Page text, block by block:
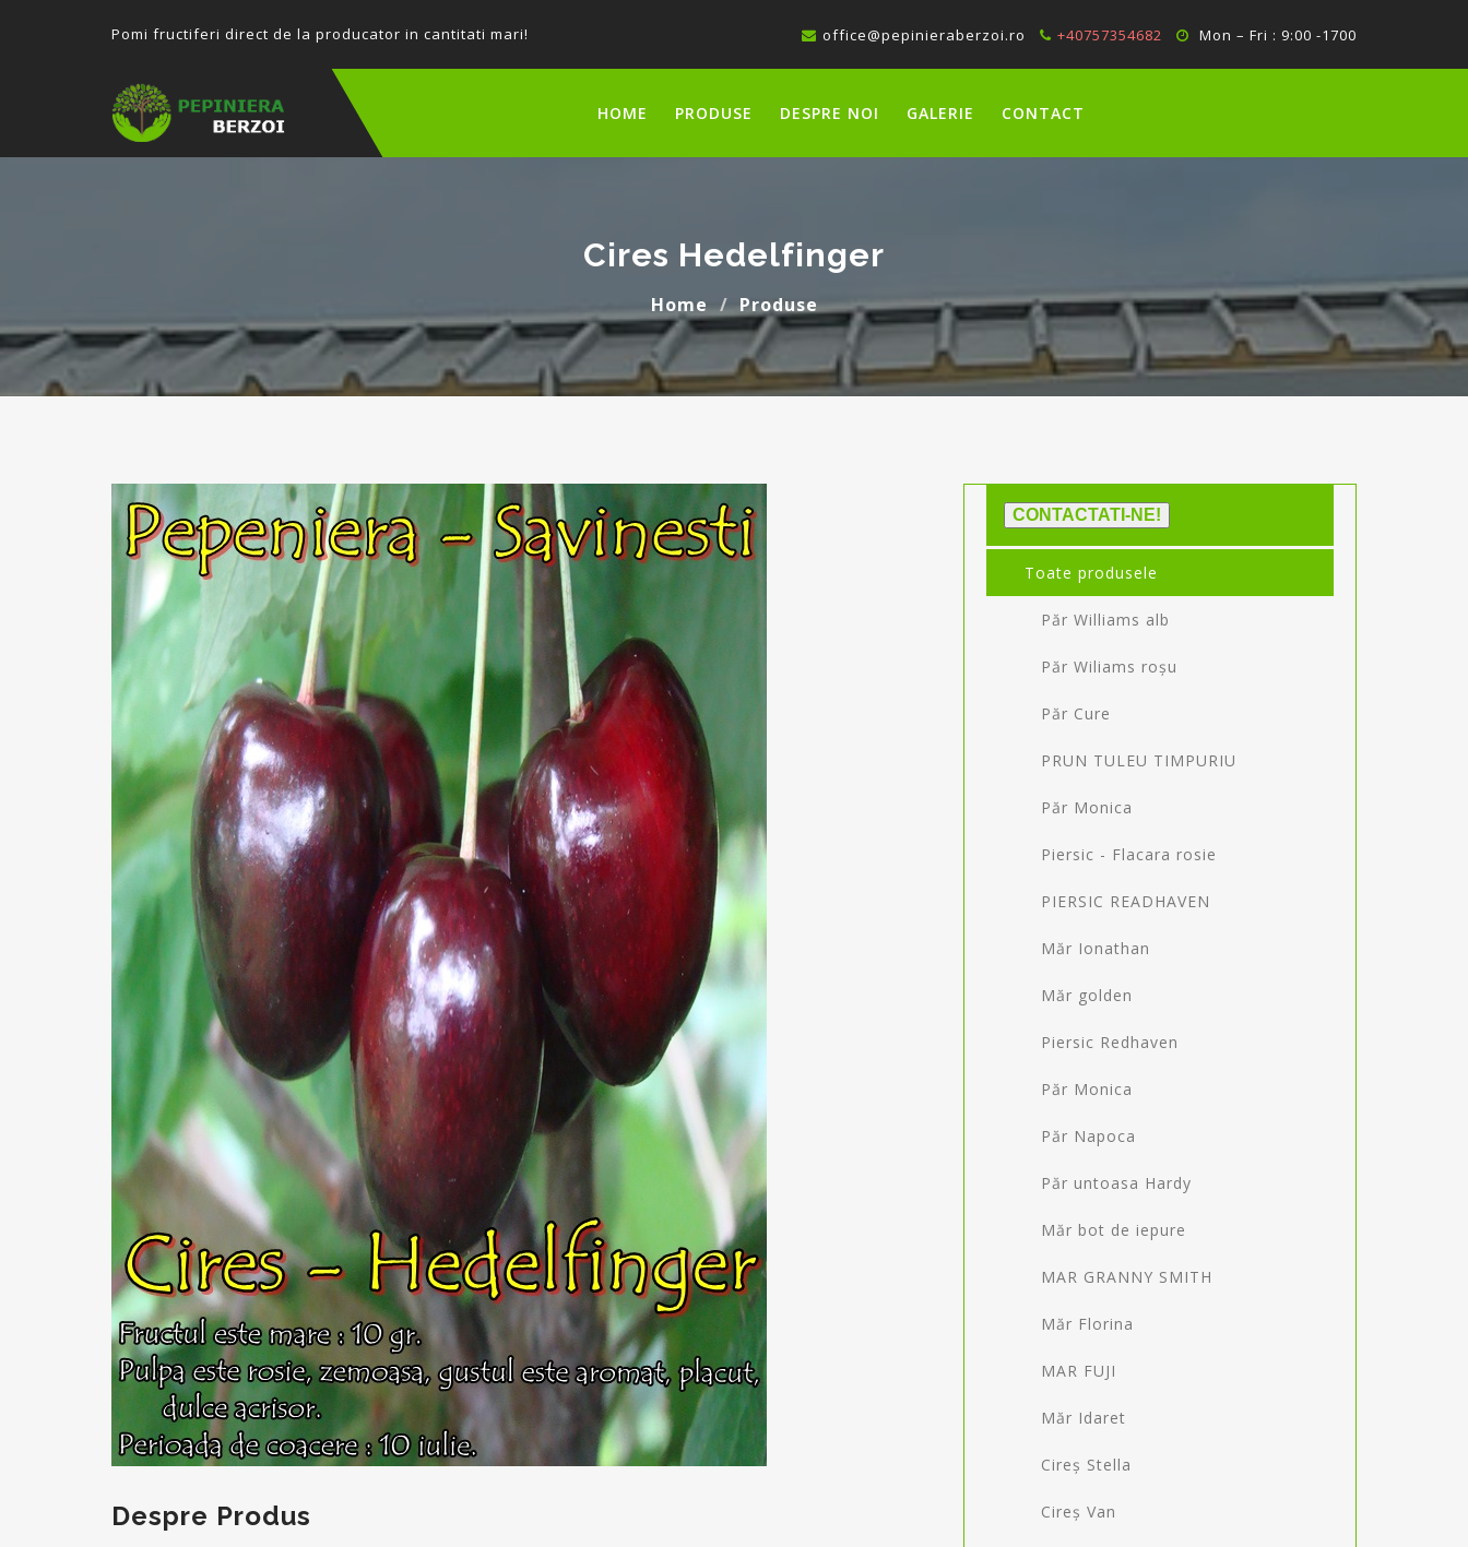
Pomi fructiferi direct de la producator in cantitati mari! office@pepinieraberzoi.ro +40757354682 Mon – Fri : 9:00 -1700
HOME PRODUSE DESPRE NOI GALERIE CONTACT
Cires Hedelfinger
Home Produse
Despre Produs
CONTACTATI-NE!
Toate produsele
Păr Williams alb
Păr Wiliams roșu
Păr Cure
PRUN TULEU TIMPURIU
Păr Monica
Piersic - Flacara rosie
PIERSIC READHAVEN
Măr Ionathan
Măr golden
Piersic Redhaven
Păr Monica
Păr Napoca
Păr untoasa Hardy
Măr bot de iepure
MAR GRANNY SMITH
Măr Florina
MAR FUJI
Măr Idaret
Cireș Stella
Cireș Van